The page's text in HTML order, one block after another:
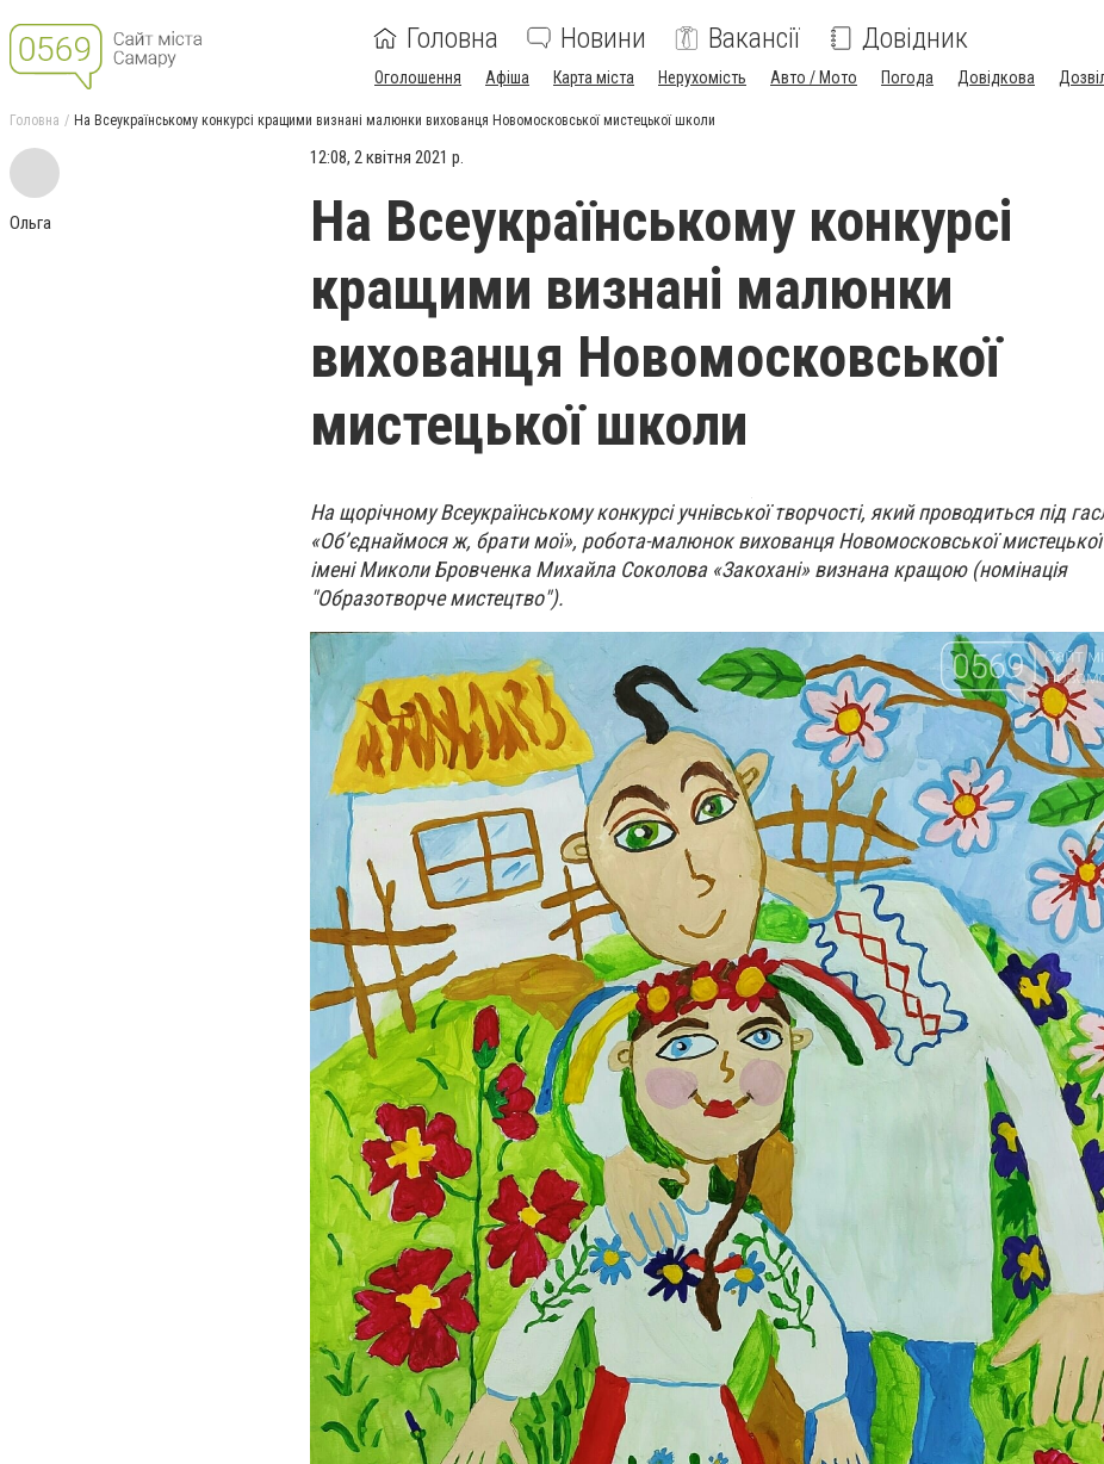
Головна Новини Вакансії Довідник
Оголошення Афіша Карта міста Нерухомість Авто / Мото Погода Довідкова
Головна На Всеукраїнському конкурсі кращими визнані малюнки вихованця Новомосковської мистецької школи
Ольга
12:08, 2 квітня 2021 р.
На Всеукраїнському конкурсі
кращими визнані малюнки
вихованця Новомосковської
мистецької школи
На щорічному Всеукраїнському конкурсі учнівської творчості, який проводиться під
«Об’єднаймося ж, брати мої», робота-малюнок вихованця Новомосковської
імені Миколи Бровченка Михайла Соколова «Закохані» визнана кращою (номінація
"Образотворче мистецтво").